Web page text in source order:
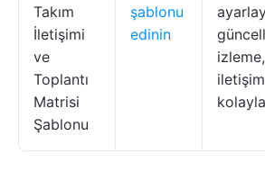
Takım
İletişimi
ve
Toplantı
Matrisi
Şablonu
şablonu
edinin
izleme,